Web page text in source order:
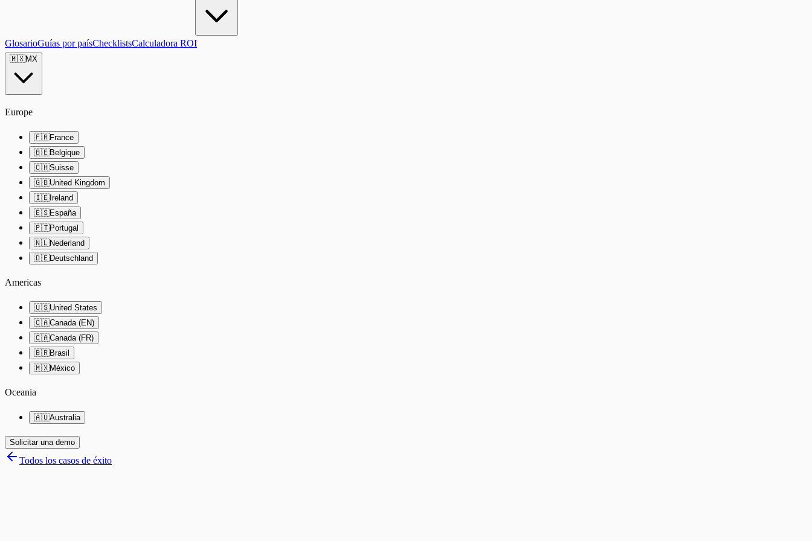
GlosarioGuías por paísChecklistsCalculadora ROI
🇲🇽MX
Europe
🇫🇷France
🇧🇪Belgique
🇨🇭Suisse
🇬🇧United Kingdom
🇮🇪Ireland
🇪🇸España
🇵🇹Portugal
🇳🇱Nederland
🇩🇪Deutschland
Americas
🇺🇸United States
🇨🇦Canada (EN)
🇨🇦Canada (FR)
🇧🇷Brasil
🇲🇽México
Oceania
🇦🇺Australia
Solicitar una demo
Todos los casos de éxito